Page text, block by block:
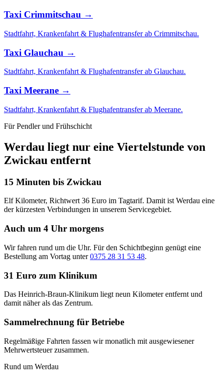
Taxi Crimmitschau →
Stadtfahrt, Krankenfahrt & Flughafentransfer ab Crimmitschau.
Taxi Glauchau →
Stadtfahrt, Krankenfahrt & Flughafentransfer ab Glauchau.
Taxi Meerane →
Stadtfahrt, Krankenfahrt & Flughafentransfer ab Meerane.
Für Pendler und Frühschicht
Werdau liegt nur eine Viertelstunde von
Zwickau entfernt
15 Minuten bis Zwickau
Elf Kilometer, Richtwert 36 Euro im Tagtarif. Damit ist Werdau eine
der kürzesten Verbindungen in unserem Servicegebiet.
Auch um 4 Uhr morgens
Wir fahren rund um die Uhr. Für den Schichtbeginn genügt eine
Bestellung am Vortag unter0375 28 31 53 48.
31 Euro zum Klinikum
Das Heinrich-Braun-Klinikum liegt neun Kilometer entfernt und
damit näher als das Zentrum.
Sammelrechnung für Betriebe
Regelmäßige Fahrten fassen wir monatlich mit ausgewiesener
Mehrwertsteuer zusammen.
Rund um Werdau